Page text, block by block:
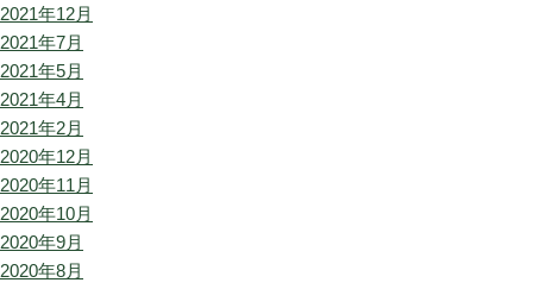
2021年12月
2021年7月
2021年5月
2021年4月
2021年2月
2020年12月
2020年11月
2020年10月
2020年9月
2020年8月